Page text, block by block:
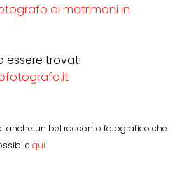
di matrimoni in
essere trovati
anche un bel racconto fotografico che
qui.